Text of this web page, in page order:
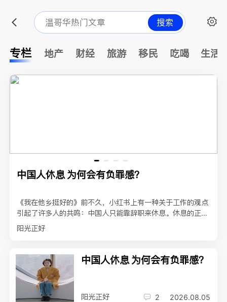
搜索
专栏 地产 财经 旅游 移民 吃喝 生活
中国人休息 为何会有负罪感？
《我在他乡挺好的》前不久，小红书上有一种关于工作的观点
引起了许多人的共鸣：中国人只能靠辞职来休息。休息的正当
性并不天然存在于我们的社会语境中，休息总是需要理由，...
阳光正好
中国人休息 为何会有负罪感？
阳光正好 2 2026.08.05